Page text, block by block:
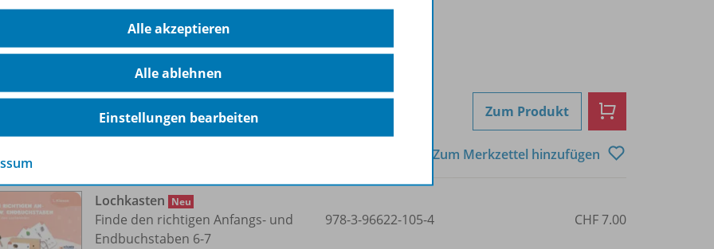
Kartensatz
Lieferbar
Zum Produkt
Zum Merkzettel hinzufügen
Lochkasten Neu
Finde den richtigen Anfangs- und
Endbuchstaben 6-7
978-3-96622-105-4 CHF 7.00
Alle akzeptieren
Alle ablehnen
Einstellungen bearbeiten